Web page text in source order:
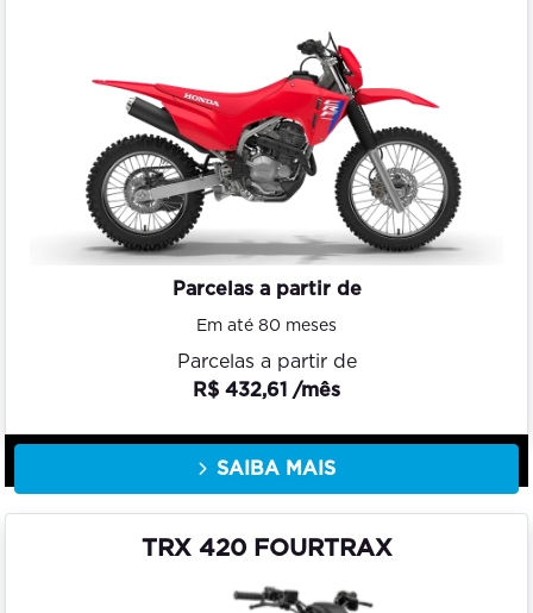
Parcelas a partir de
Em até 80 meses
Parcelas a partir de
R$ 432,61 /mês
SAIBA MAIS
TRX 420 FOURTRAX